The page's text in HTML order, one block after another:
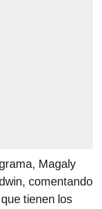
Magaly
comentando
tienen los